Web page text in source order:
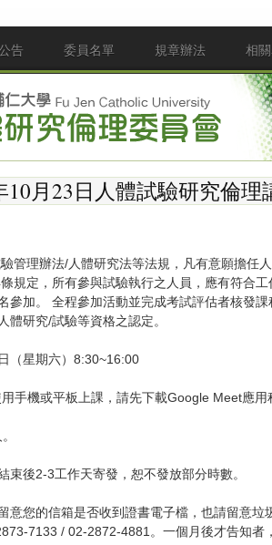
告 委員名單 規章辦法 相
10月23日人體試驗研究倫
管理辦法/人體研究法等法規，凡有意願擔任
規定，所有參與試驗執行之人員，應有符合
參加。 全程參加活動並完成考試評估者核發
體研究/試驗等資格之認定。
（星期六）8:30~16:00
手機或平板上課，請先下載Google Meet應用
束後2-3工作天寄發，恕不發放部分時數。
意您的信箱是否收到證書電子檔，也請留意
7133 / 02-2872-4881。一個月後才告知者